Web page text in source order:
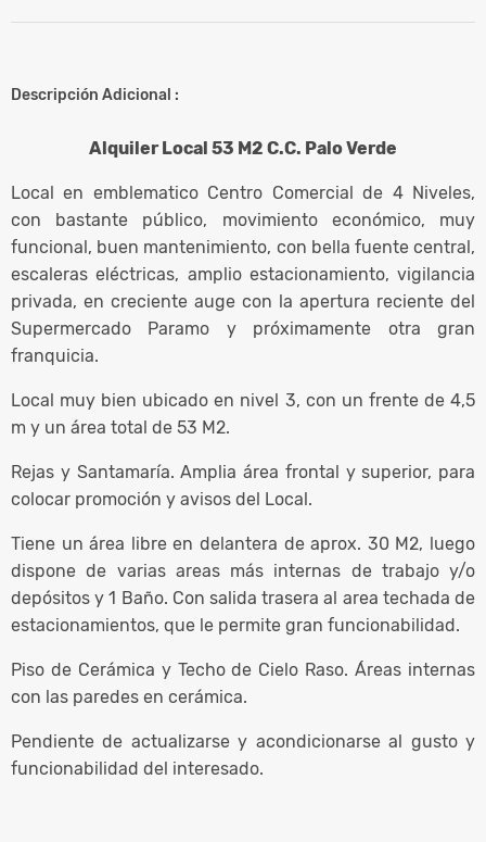
Descripción Adicional :
Alquiler Local 53 M2 C.C. Palo Verde
Local en emblematico Centro Comercial de 4 Niveles,
con bastante público, movimiento económico, muy
funcional, buen mantenimiento, con bella fuente central,
escaleras eléctricas, amplio estacionamiento, vigilancia
privada, en creciente auge con la apertura reciente del
Supermercado Paramo y próximamente otra gran
franquicia.
Local muy bien ubicado en nivel 3, con un frente de 4,5
m y un área total de 53 M2.
Rejas y Santamaría. Amplia área frontal y superior, para
colocar promoción y avisos del Local.
Tiene un área libre en delantera de aprox. 30 M2, luego
dispone de varias areas más internas de trabajo y/o
depósitos y 1 Baño. Con salida trasera al area techada de
estacionamientos, que le permite gran funcionabilidad.
Piso de Cerámica y Techo de Cielo Raso. Áreas internas
con las paredes en cerámica.
Pendiente de actualizarse y acondicionarse al gusto y
funcionabilidad del interesado.